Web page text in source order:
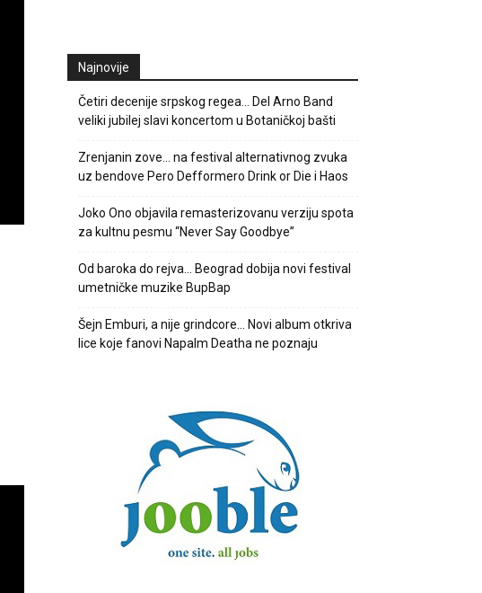
Najnovije
Četiri decenije srpskog regea… Del Arno Band
veliki jubilej slavi koncertom u Botaničkoj bašti
Zrenjanin zove… na festival alternativnog zvuka
uz bendove Pero Defformero Drink or Die i Haos
Joko Ono objavila remasterizovanu verziju spota
za kultnu pesmu “Never Say Goodbye”
Od baroka do rejva… Beograd dobija novi festival
umetničke muzike BupBap
Šejn Emburi, a nije grindcore… Novi album otkriva
lice koje fanovi Napalm Deatha ne poznaju